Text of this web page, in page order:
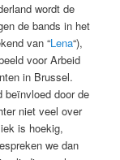
wordt de
de bands in het
van “Lena“),
voor Arbeid
in Brussel.
beïnvloed door de
niet veel over
is hoekig,
we dan